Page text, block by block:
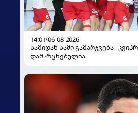
14:01/06-08-2026
სამიდან სამი გამარჯვება -
დამარცხებულია